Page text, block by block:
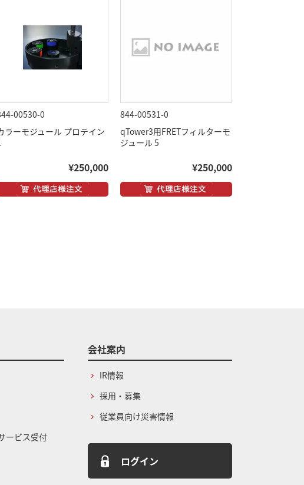
00530-0
ラーモジュール プロテイン
¥250,000
844-00531-0
qTower3用FRETフィルターモ
ジュール 5
¥250,000
ービス受付
会社案内
IR情報
採用・募集
従業員向け災害情報
ログイン